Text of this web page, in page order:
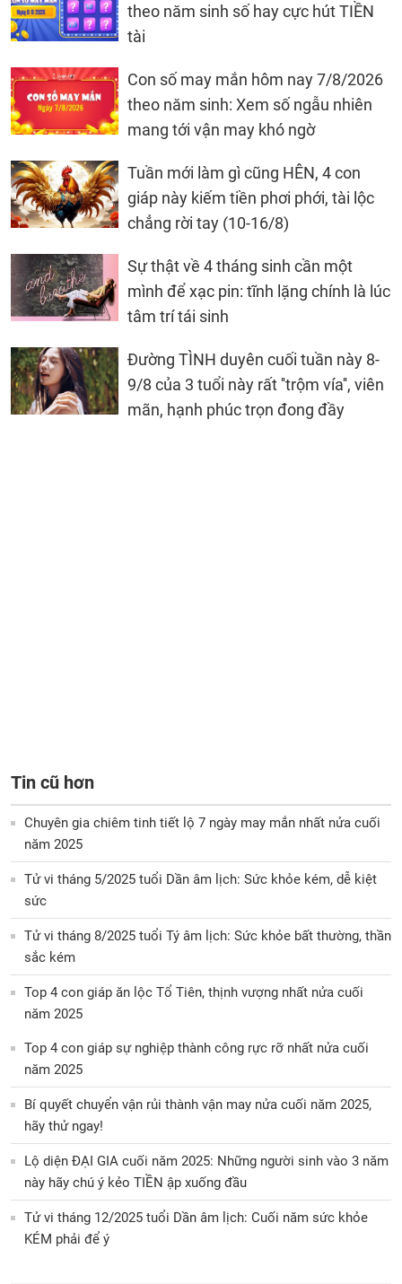
theo năm sinh số hay cực hút TIỀN
tài
Con số may mắn hôm nay 7/8/2026
theo năm sinh: Xem số ngẫu nhiên
mang tới vận may khó ngờ
Tuần mới làm gì cũng HÊN, 4 con
giáp này kiếm tiền phơi phới, tài lộc
chẳng rời tay (10-16/8)
Sự thật về 4 tháng sinh cần một
mình để xạc pin: tĩnh lặng chính là lúc
tâm trí tái sinh
Đường TÌNH duyên cuối tuần này 8-
9/8 của 3 tuổi này rất ''trộm vía'', viên
mãn, hạnh phúc trọn đong đầy
Tin cũ hơn
Chuyên gia chiêm tinh tiết lộ 7 ngày may mắn nhất nửa cuối
năm 2025
Tử vi tháng 5/2025 tuổi Dần âm lịch: Sức khỏe kém, dễ kiệt
sức
Tử vi tháng 8/2025 tuổi Tý âm lịch: Sức khỏe bất thường, thần
sắc kém
Top 4 con giáp ăn lộc Tổ Tiên, thịnh vượng nhất nửa cuối
năm 2025
Top 4 con giáp sự nghiệp thành công rực rỡ nhất nửa cuối
năm 2025
Bí quyết chuyển vận rủi thành vận may nửa cuối năm 2025,
hãy thử ngay!
Lộ diện ĐẠI GIA cuối năm 2025: Những người sinh vào 3 năm
này hãy chú ý kẻo TIỀN ập xuống đầu
Tử vi tháng 12/2025 tuổi Dần âm lịch: Cuối năm sức khỏe
KÉM phải để ý